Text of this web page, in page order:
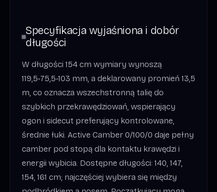
Specyfikacja wyjaśniona i dobór
długości
W długości 154 cm wymiary wynoszą
119,5‑75,5‑103 mm, a deklarowany promień 13,5
m, co oznacza wszechstronną talię do
szybkich przekrawędziowań, wspierający
ogon i sidecut preferujący kontrolowane,
średnie łuki. Active Camber 0/100/0 daje pełny
camber pod stopą dla kontaktu krawędzi i
energii wybicia. Dostępne długości: 140, 147,
154, 161 cm; najczęściej wybiera się między